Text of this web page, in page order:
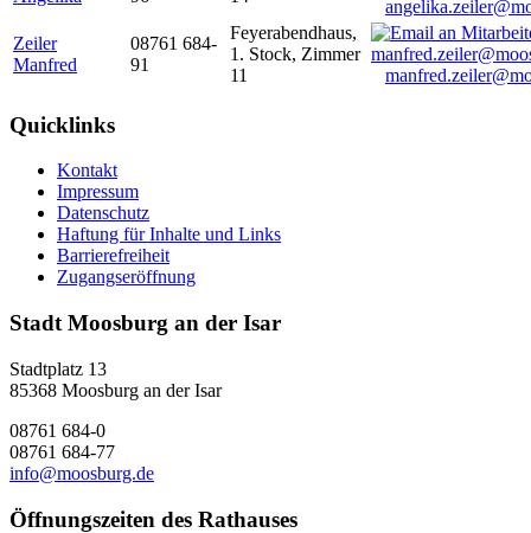
Zeiler
Manfred
08761 684-
91
Feyerabendhaus,
1. Stock, Zimmer
11
Quicklinks
Kontakt
Impressum
Datenschutz
Haftung für Inhalte und Links
Barrierefreiheit
Zugangseröffnung
Stadt Moosburg an der Isar
Stadtplatz 13
85368 Moosburg an der Isar
08761 684-0
08761 684-77
info@moosburg.de
Öffnungszeiten des Rathauses